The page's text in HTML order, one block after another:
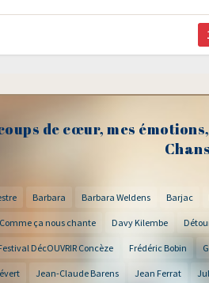
de cœur, mes
Barbara Barbara Weldens Barjac
Comme ça nous chante Davy Kilembe
DécOUVRIR Concèze Frédéric Bobin
Jean-Claude Barens Jean Ferrat